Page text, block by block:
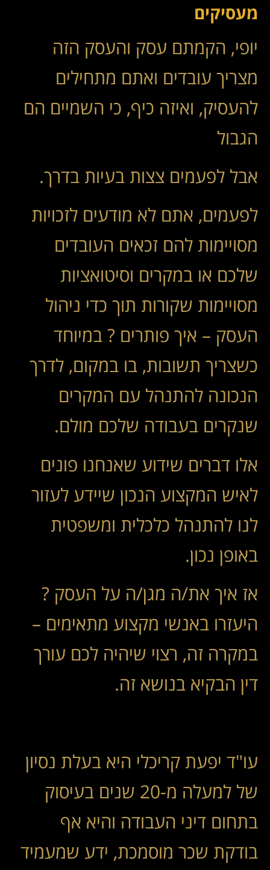
מעסיקים
יופי, הקמתם עסק והעסק הזה
מצריך עובדים ואתם מתחילים
להעסיק, ואיזה כיף, כי השמיים הם
הגבול
אבל לפעמים צצות בעיות בדרך.
לפעמים, אתם לא מודעים לזכויות
מסויימות להם זכאים העובדים
שלכם או במקרים וסיטואציות
מסויימות שקורות תוך כדי ניהול
העסק – איך פותרים ? במיוחד
כשצריך תשובות, בו במקום, לדרך
הנכונה להתנהל עם המקרים
שנקרים בעבודה שלכם מולם.
אלו דברים שידוע שאנחנו פונים
לאיש המקצוע הנכון שיידע לעזור
לנו להתנהל כלכלית ומשפטית
באופן נכון.
אז איך את/ה מגן/ה על העסק ?
היעזרו באנשי מקצוע מתאימים –
במקרה זה, רצוי שיהיה לכם עורך
דין הבקיא בנושא זה.
עו"ד יפעת קריכלי היא בעלת נסיון
של למעלה מ-20 שנים בעיסוק
בתחום דיני העבודה והיא אף
בודקת שכר מוסמכת, ידע שמעמיד